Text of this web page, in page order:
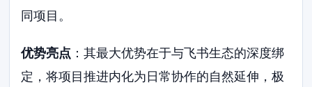
同项目。
优势亮点 ：其最大优势在于与飞书生态的深度绑
定，将项目推进内化为日常协作的自然延伸，极